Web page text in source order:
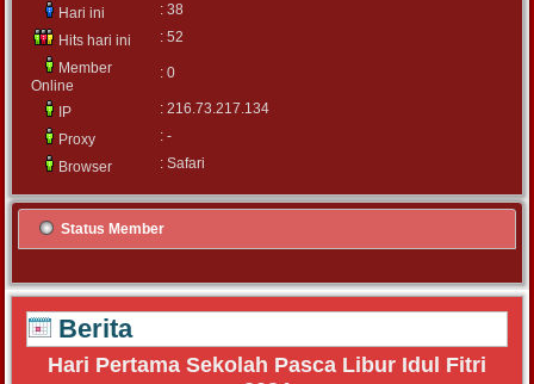
Hari ini
: 38
Hits hari ini
: 52
Member
Online
: 0
IP
: 216.73.217.134
Proxy
: -
Browser
: Safari
Status Member
Berita
Hari Pertama Sekolah Pasca Libur Idul Fitri